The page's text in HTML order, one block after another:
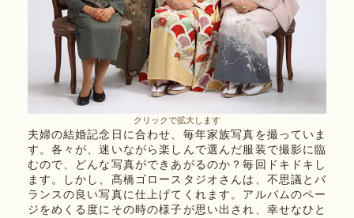
クリックで拡大します
夫婦の結婚記念日に合わせ、毎年家族写真を撮っていま
す。各々が、迷いながら楽しんで選んだ服装で撮影に臨
むので、どんな写真ができあがるのか？毎回ドキドキし
ます。しかし、髙橋ゴロースタジオさんは、不思議とバ
ランスの良い写真に仕上げてくれます。アルバムのペー
ジをめくる度にその時の様子が思い出され、幸せなひと